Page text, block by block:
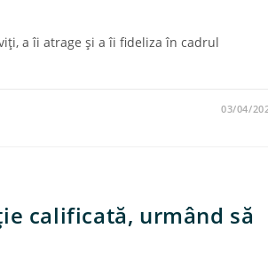
a îi atrage şi a îi fideliza în cadrul
03/04/
calificată, urmând să